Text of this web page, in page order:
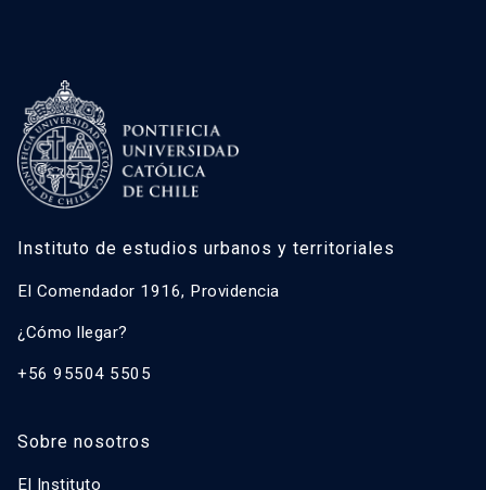
Instituto de estudios urbanos y territoriales
El Comendador 1916, Providencia
¿Cómo llegar?
+56 95504 5505
Sobre nosotros
El Instituto